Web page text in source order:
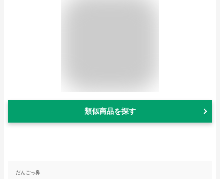
類似商品を探す
だんごっ鼻